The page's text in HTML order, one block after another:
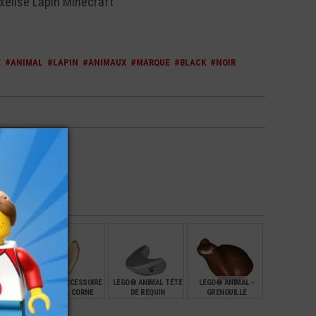
#ANIMAL #LAPIN #ANIMAUX #MARQUE #BLACK #NOIR
BÉBÉ
LEGO® ACCESSOIRE
ANIMAL CORNE
PLANTE BRANCHE
LEGO® ANIMAL TÊTE
DE REQUIN
LEGO® ANIMAL -
GRENOUILLE